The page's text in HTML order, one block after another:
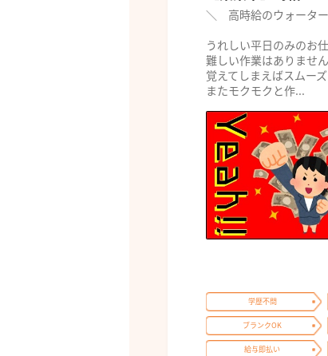
＼ 高時給のウォータ
うれしい平日のみのお
難しい作業はありません
覚えてしまえばスムー
またモクモクと作...
学歴不問
ブランクOK
給与即払い